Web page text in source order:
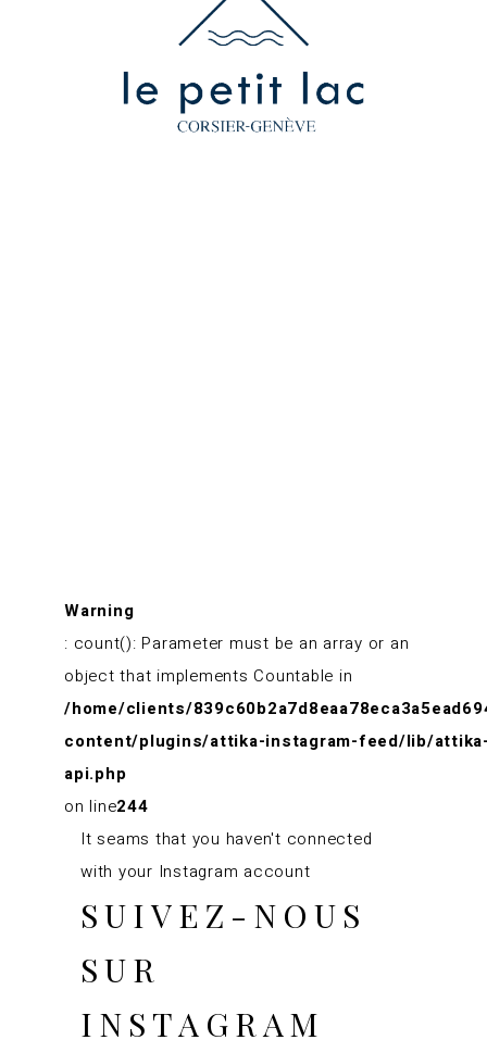
Warning
: count(): Parameter must be an array or an
object that implements Countable in
/home/clients/
content/plugins/attika-instagram-feed/lib/
api.php
on line244
It seams that you haven't connected
with your Instagram account
SUIVEZ-NOUS
SUR
INSTAGRAM